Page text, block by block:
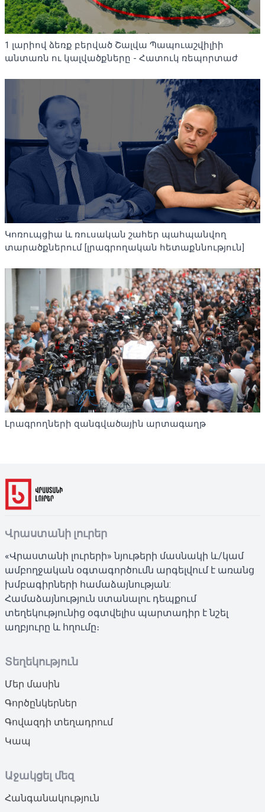
1 լարիով ձեռք բերված Շալվա Պապուաշվիլիի
անտառն ու կալվածքները - Հատուկ ռեպորտաժ
Կոռուպցիա և ռուսական շահեր պահպանվող
տարածքներում [լրագրողական հետաքննություն]
Լրագրողների զանգվածային արտագաղթ
Վրաստանի լուրեր
«Վրաստանի լուրերի» նյութերի մասնակի և/կամ
ամբողջական օգտագործումն արգելվում է առանց
խմբագիրների համաձայնության:
Համաձայնություն ստանալու դեպքում
տեղեկությունից օգտվելիս պարտադիր է նշել
աղբյուրը և հղումը։
Տեղեկություն
Մեր մասին
Գործընկերներ
Գովազդի տեղադրում
Կապ
Աջակցել մեզ
Հանգանակություն